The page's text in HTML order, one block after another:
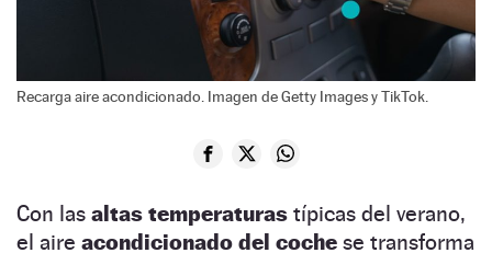
Recarga aire acondicionado. Imagen de Getty Images y TikTok.
Con las altas temperaturas típicas del verano,
el aire acondicionado del coche se transforma